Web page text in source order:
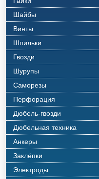
Шайбы
Винты
Шпильки
Гвозди
Шурупы
Саморезы
Перфорация
Дюбель-гвозди
Дюбельная техника
Анкеры
Заклёпки
Электроды